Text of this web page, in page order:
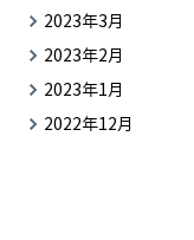
2023年3月
2023年2月
2023年1月
2022年12月